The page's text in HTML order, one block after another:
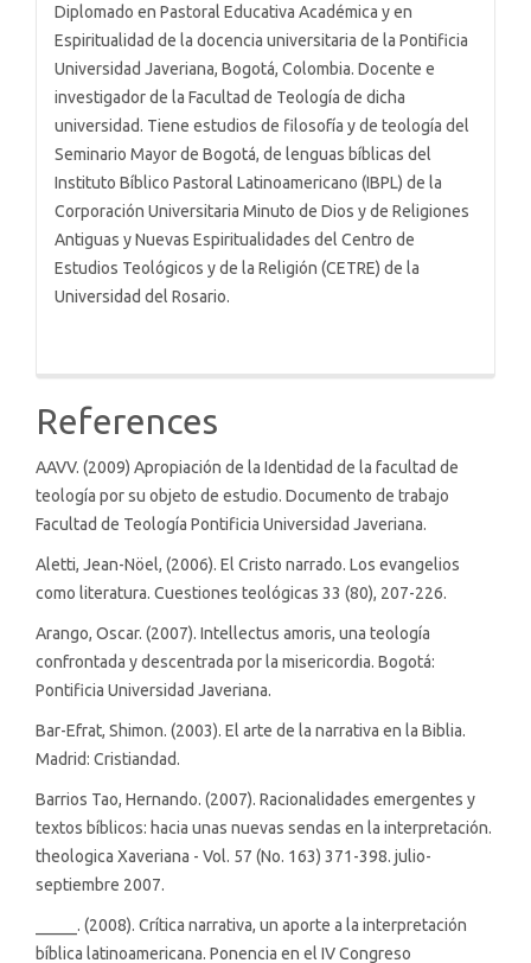
Diplomado en Pastoral Educativa Académica y en
Espiritualidad de la docencia universitaria de la Pontificia
Universidad Javeriana, Bogotá, Colombia. Docente e
investigador de la Facultad de Teología de dicha
universidad. Tiene estudios de filosofía y de teología del
Seminario Mayor de Bogotá, de lenguas bíblicas del
Instituto Bíblico Pastoral Latinoamericano (IBPL) de la
Corporación Universitaria Minuto de Dios y de Religiones
Antiguas y Nuevas Espiritualidades del Centro de
Estudios Teológicos y de la Religión (CETRE) de la
Universidad del Rosario.
References
AAVV. (2009) Apropiación de la Identidad de la facultad de
teología por su objeto de estudio. Documento de trabajo
Facultad de Teología Pontificia Universidad Javeriana.
Aletti, Jean-Nöel, (2006). El Cristo narrado. Los evangelios
como literatura. Cuestiones teológicas 33 (80), 207-226.
Arango, Oscar. (2007). Intellectus amoris, una teología
confrontada y descentrada por la misericordia. Bogotá:
Pontificia Universidad Javeriana.
Bar-Efrat, Shimon. (2003). El arte de la narrativa en la Biblia.
Madrid: Cristiandad.
Barrios Tao, Hernando. (2007). Racionalidades emergentes y
textos bíblicos: hacia unas nuevas sendas en la interpretación.
theologica Xaveriana - Vol. 57 (No. 163) 371-398. julio-
septiembre 2007.
_____. (2008). Crítica narrativa, un aporte a la interpretación
bíblica latinoamericana. Ponencia en el IV Congreso